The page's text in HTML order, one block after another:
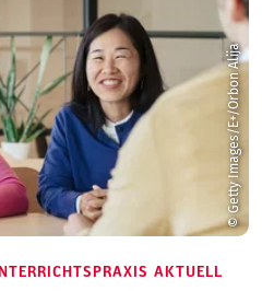
© Getty Images/E+/Orbon Alija
AKTUELL